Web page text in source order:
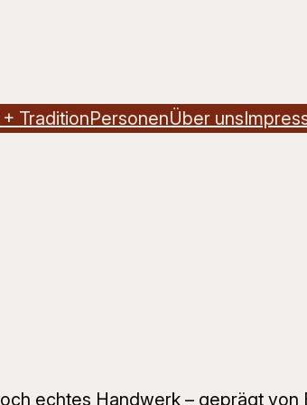
+ TraditionPersonenÜber uns
echtes Handwerk – geprägt von